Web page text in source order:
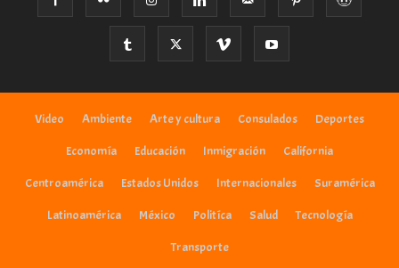
Video Ambiente Arte y cultura Consulados Deportes
Economía Educación Inmigración California
Centroamérica Estados Unidos Internacionales Suramérica
Latinoamérica México Politíca Salud Tecnología
Transporte